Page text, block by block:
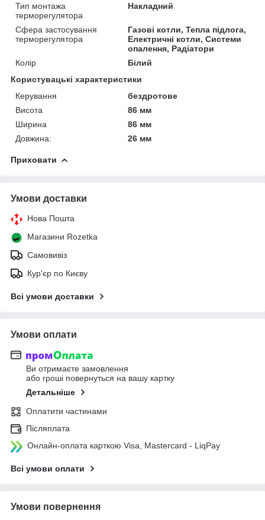
Тип монтажа
терморегулятора
Накладний
Сфера застосування
терморегулятора
Газові котли, Тепла підлога,
Електричні котли, Системи
опалення, Радіатори
Колір
Білий
Користувацькі характеристики
Керування
бездротове
Висота
86 мм
Ширина
86 мм
Довжина:
26 мм
Приховати
Умови доставки
Нова Пошта
Магазини Rozetka
Самовивіз
Кур'єр по Києву
Всі умови доставки
Умови оплати
Ви отримаєте замовлення
або гроші повернуться на вашу картку
Детальніше
Оплатити частинами
Післяплата
Онлайн-оплата карткою Visa, Mastercard - LiqPay
Всі умови оплати
Умови повернення